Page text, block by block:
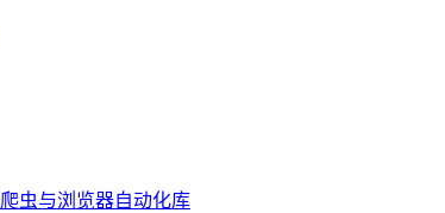
爬虫与浏览器自动化库